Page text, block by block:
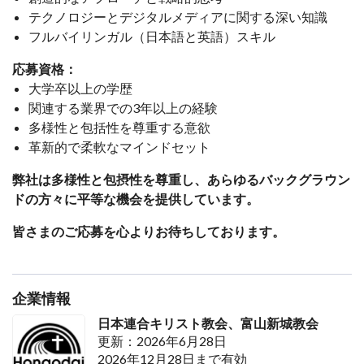
テクノロジーとデジタルメディアに関する深い知識
フルバイリンガル（日本語と英語）スキル
応募資格：
大学卒以上の学歴
関連する業界での3年以上の経験
多様性と包括性を尊重する意欲
革新的で柔軟なマインドセット
弊社は多様性と包摂性を尊重し、あらゆるバックグラウン
ドの方々に平等な機会を提供しています。
皆さまのご応募を心よりお待ちしております。
企業情報
日本連合キリスト教会、富山新城教会
更新：2026年6月28日
2026年12月28日まで有効